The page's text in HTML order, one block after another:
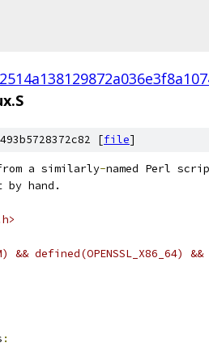
[file]
a similarly-named Perl
hand.
&& defined(OPENSSL_X86_64)
: